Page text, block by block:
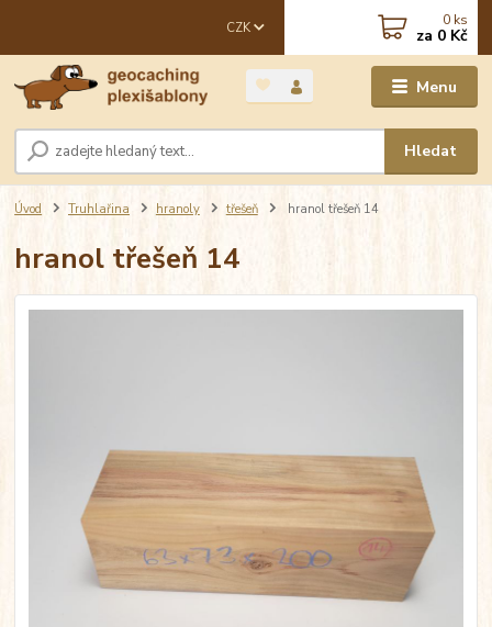
Menu
CZK
Hledat
0 ks
za 0 Kč
Úvod Truhlařina hranoly třešeň hranol třešeň 14
hranol třešeň 14